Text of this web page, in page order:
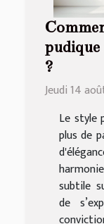
pudique
?
Jeudi 14
Le style
plus de
subtile
de